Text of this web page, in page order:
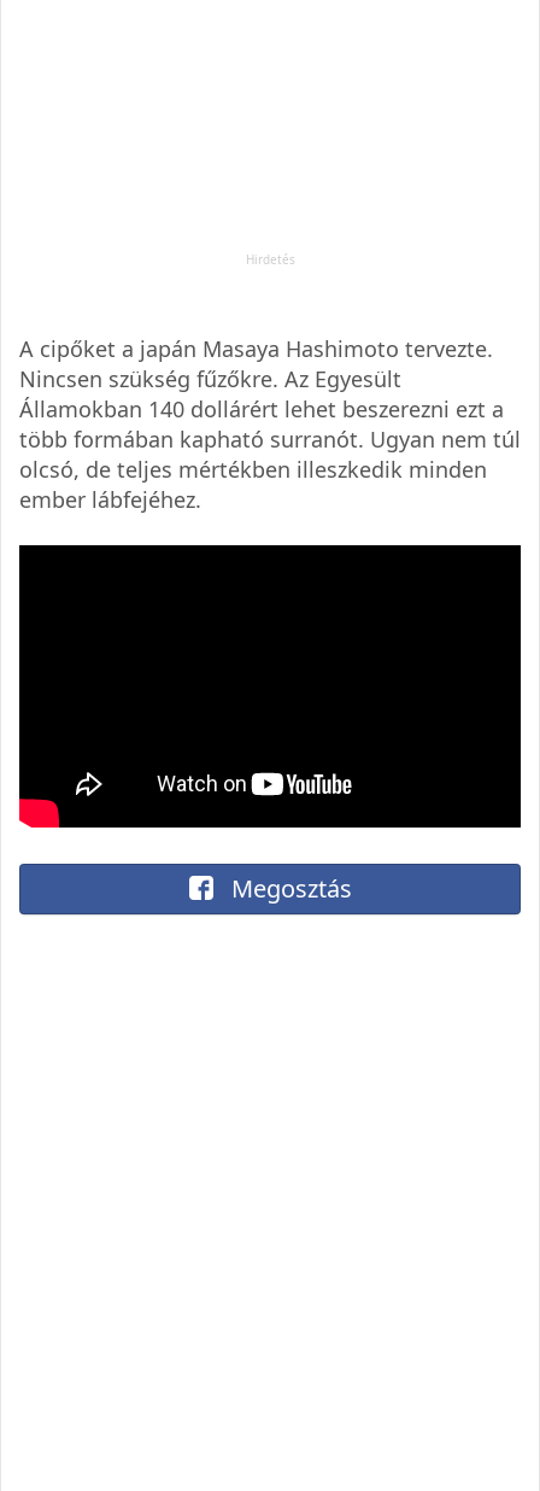
A cipőket a japán Masaya Hashimoto tervezte.
Nincsen szükség fűzőkre. Az Egyesült
Államokban 140 dollárért lehet beszerezni ezt a
több formában kapható surranót. Ugyan nem túl
olcsó, de teljes mértékben illeszkedik minden
ember lábfejéhez.
Megosztás